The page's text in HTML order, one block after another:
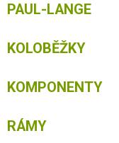
PAUL-LANGE
KOLOBĚŽKY
KOMPONENTY
RÁMY